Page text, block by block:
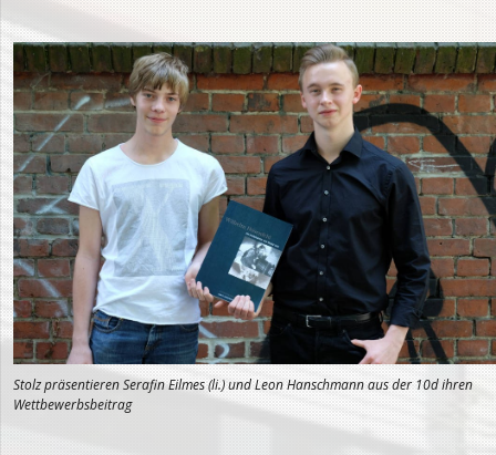
Stolz präsentieren Serafin Eilmes (li.) und Leon Hanschmann aus der 10d ihren
Wettbewerbsbeitrag